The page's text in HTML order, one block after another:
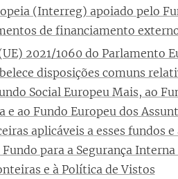
(Interreg) apoiado pelo
de financiamento
2021/1060 do Parlamento
disposições comuns
Social Europeu Mais, ao
e ao Fundo Europeu dos
aplicáveis a esses fundos
para a Segurança
e à Política de Vistos